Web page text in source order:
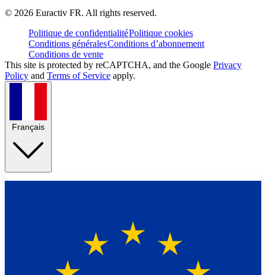
© 2026 Euractiv FR. All rights reserved.
Politique de confidentialitéPolitique cookies
Conditions généralesConditions d’abonnement
Conditions de vente
This site is protected by reCAPTCHA, and the Google Privacy
Policy and Terms of Service apply.
Français